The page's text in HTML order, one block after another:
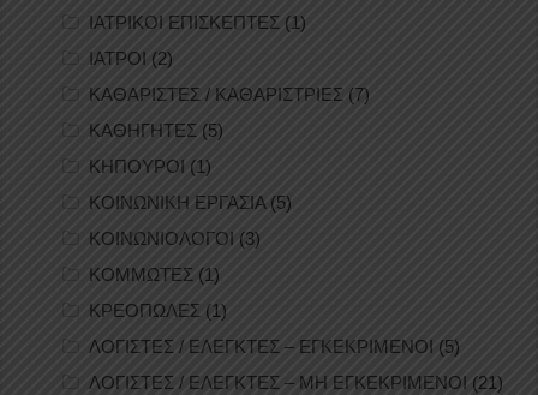
ΙΑΤΡΙΚΟΙ ΕΠΙΣΚΕΠΤΕΣ (1)
ΙΑΤΡΟΙ (2)
ΚΑΘΑΡΙΣΤΕΣ / ΚΑΘΑΡΙΣΤΡΙΕΣ (7)
ΚΑΘΗΓΗΤΕΣ (5)
ΚΗΠΟΥΡΟΙ (1)
ΚΟΙΝΩΝΙΚΗ ΕΡΓΑΣΙΑ(5)
ΚΟΙΝΩΝΙΟΛΟΓΟΙ (3)
ΚΟΜΜΩΤΕΣ (1)
ΚΡΕΟΠΩΛΕΣ (1)
ΛΟΓΙΣΤΕΣ / ΕΛΕΓΚΤΕΣ – ΕΓΚΕΚΡΙΜΕΝΟΙ (5)
ΛΟΓΙΣΤΕΣ / ΕΛΕΓΚΤΕΣ – ΜΗ ΕΓΚΕΚΡΙΜΕΝΟΙ (21)